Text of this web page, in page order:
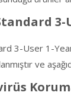
3-
3-User 1-Year,
ve